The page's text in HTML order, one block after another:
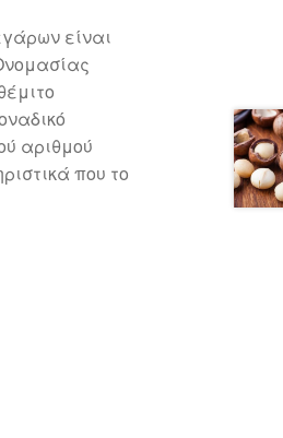
είναι
αριθμού
που το